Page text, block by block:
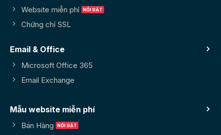
Website miễn phí
Chứng chỉ SSL
Email & Office
Microsoft Office 365
Email Exchange
Mẫu website miễn phí
Bán Hàng